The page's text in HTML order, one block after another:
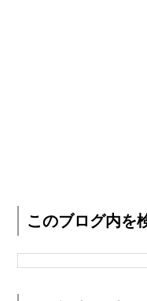
このブログ内を